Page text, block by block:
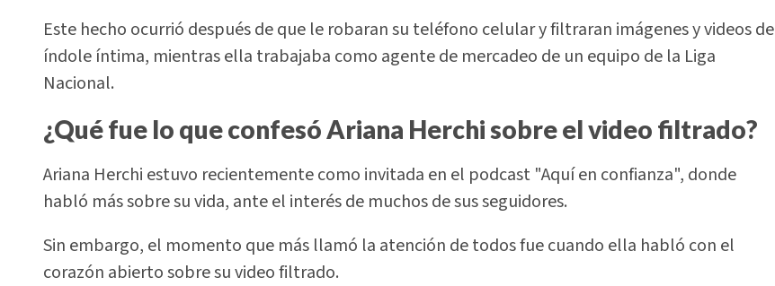
Este hecho ocurrió después de que le robaran su teléfono celular y filtraran imágenes y videos de
índole íntima, mientras ella trabajaba como agente de mercadeo de un equipo de la Liga
Nacional.
¿Qué fue lo que confesó Ariana Herchi sobre el video filtrado?
Ariana Herchi estuvo recientemente como invitada en el podcast "Aquí en confianza", donde
habló más sobre su vida, ante el interés de muchos de sus seguidores.
Sin embargo, el momento que más llamó la atención de todos fue cuando ella habló con el
corazón abierto sobre su video filtrado.